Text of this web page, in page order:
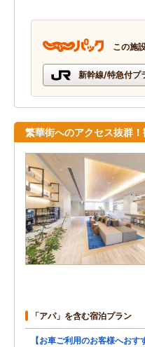
この施
新幹線/特急付プ
繁華街へのアクセス抜群
「アパ」を含む宿泊プラン
【お車ご利用のお客様へおす